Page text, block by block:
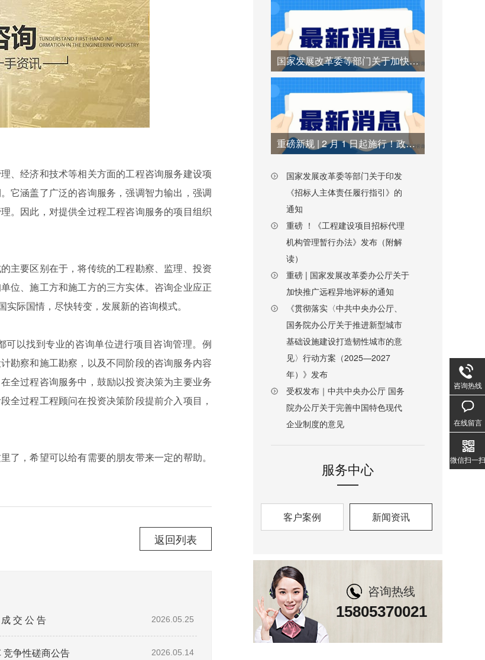
经济和技术等相关方面的工程咨询服务建设项
它涵盖了广泛的咨询服务，强调智力输出，强调
。因此，对提供全过程工程咨询服务的项目组织
要区别在于，将传统的工程勘察、监理、投资
位、施工方和施工方的三方实体。咨询企业应正
际国情，尽快转变，发展新的咨询模式。
以找到专业的咨询单位进行项目咨询管理。例
勘察和施工勘察，以及不同阶段的咨询服务内容
全过程咨询服务中，鼓励以投资决策为主要业务
全过程工程顾问在投资决策阶段提前介入项目，
，希望可以给有需要的朋友带来一定的帮助。
返回列表
交 公 告 2026.05.25
竞争性磋商公告 2026.05.14
国家发展改革委等部门关于加快招标投标领域人工智能推广应用的实施意见
重磅新规 | 2 月 1 日起施行！政府采购异常低价中标时代终结
国家发展改革委等部门关于印发
《招标人主体责任履行指引》的
通知
重磅 ！《工程建设项目招标代理
机构管理暂行办法》发布（附解
读）
重磅 | 国家发展改革委办公厅关于
加快推广远程异地评标的通知
《贯彻落实〈中共中央办公厅、
国务院办公厅关于推进新型城市
基础设施建设打造韧性城市的意
见〉行动方案（2025—2027
年）》发布
受权发布｜中共中央办公厅 国务
院办公厅关于完善中国特色现代
企业制度的意见
服务中心
客户案例 新闻资讯
咨询热线
15805370021
咨询热线
在线留言
微信扫一扫